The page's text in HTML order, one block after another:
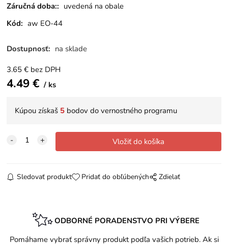
Záručná doba:: uvedená na obale
Kód: aw EO-44
Dostupnosť: na sklade
3.65 € bez DPH
4.49€ ks
Kúpou získaš 5 bodov do vernostného programu
Sledovať produkt Pridať do obľúbených Zdielať
ODBORNÉ PORADENSTVO PRI VÝBERE
Pomáhame vybrať správny produkt podľa vašich potrieb. Ak si